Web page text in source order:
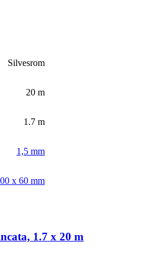
Silvesrom
20 m
1.7 m
1,5 mm
x 60 mm
1.7 x 20 m